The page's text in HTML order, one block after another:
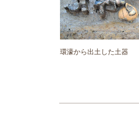
環濠から出土した土器